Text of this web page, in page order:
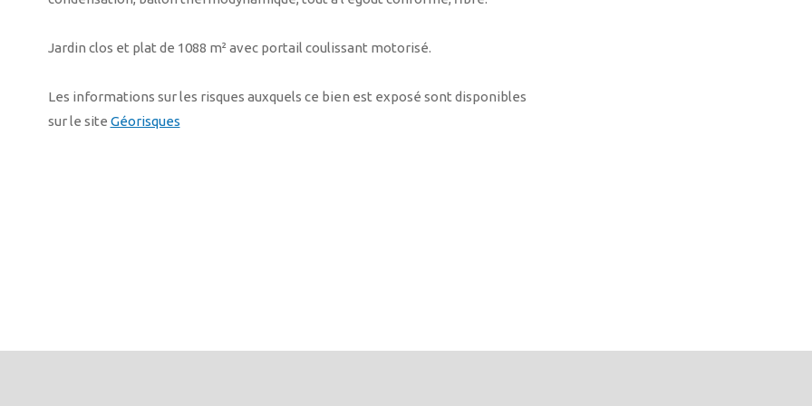
Jardin clos et plat de 1088 m² avec portail coulissant motorisé.
Les informations sur les risques auxquels ce bien est exposé sont disponibles
sur le site Géorisques